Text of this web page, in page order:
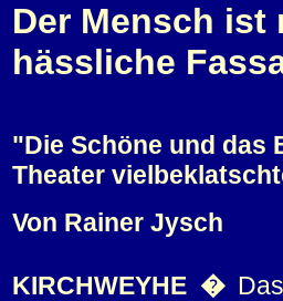
Der Mensch ist
hässliche
"Die Schöne und das
Theater
Von Rainer Jysch
KIRCHWEYHE �Das